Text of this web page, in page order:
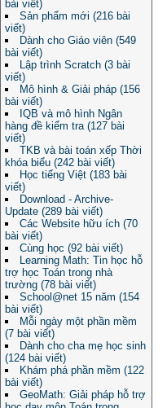
bài viết)
Sản phẩm mới (216 bài
viết)
Dành cho Giáo viên (549
bài viết)
Lập trình Scratch (3 bài
viết)
Mô hình & Giải pháp (156
bài viết)
IQB và mô hình Ngân
hàng đề kiểm tra (127 bài
viết)
TKB và bài toán xếp Thời
khóa biểu (242 bài viết)
Học tiếng Việt (183 bài
viết)
Download - Archive-
Update (289 bài viết)
Các Website hữu ích (70
bài viết)
Cùng học (92 bài viết)
Learning Math: Tin học hỗ
trợ học Toán trong nhà
trường (78 bài viết)
School@net 15 năm (154
bài viết)
Mỗi ngày một phần mềm
(7 bài viết)
Dành cho cha mẹ học sinh
(124 bài viết)
Khám phá phần mềm (122
bài viết)
GeoMath: Giải pháp hỗ trợ